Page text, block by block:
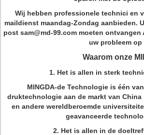
Wij hebben professionele technici en
maildienst maandag-Zondag aanbieden.
post sam@md-99.com moeten
uw probleem op
Waarom onze
1. Het is allen in sterk
MINGDA-de Technologie is één
druktechnologie aan de markt van
en andere wereldberoemde
geavanceerde
2. Het is allen in de